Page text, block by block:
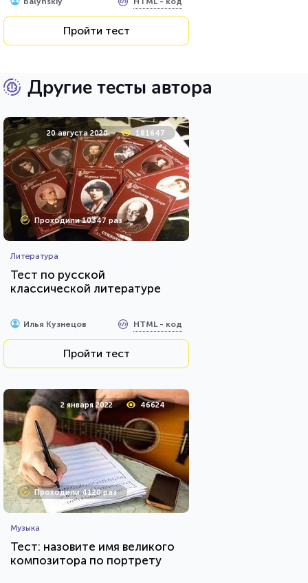
Пройти тест
Другие тесты автора
20 августа 2020 181647
Проходили 10347 раз
Литература
Тест по русской
классической литературе
Илья Кузнецов HTML - код
Пройти тест
2 января 2022 46624
Проходили 4120 раз
Музыка
Тест: назовите имя великого
композитора по портрету